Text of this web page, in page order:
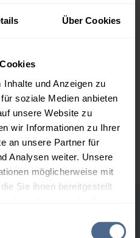
Über Cookies
und Anzeigen zu
soziale Medien anbieten
unsere Website zu
wir Informationen zu Ihrer
an unsere Partner für
Analysen weiter. Unsere
möglicherweise mit
Sie ihnen bereitgestellt
0,00 €
153,13 €
151,71 €
151,71 €
0,00 €
nach Ö-Norm C 1109 in € / 100
bei einer Lieferstelle.
der